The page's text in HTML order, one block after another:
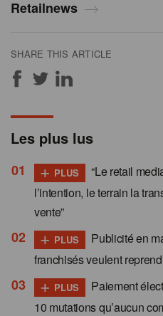
Retailnews
SHARE THIS ARTICLE
Les plus lus
+ PLUS
“Le retail
l’intention, le terrain la
vente”
+ PLUS
Publicité en
franchisés veulent
+ PLUS
Paiement
10 mutations qu’aucun